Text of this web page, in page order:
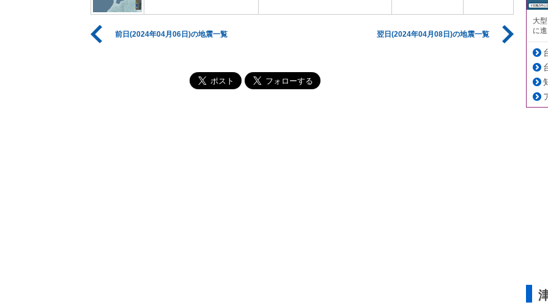
前日(2024年04月06日)の地震一覧 翌日(2024年04月08日)の地震一覧
大
に